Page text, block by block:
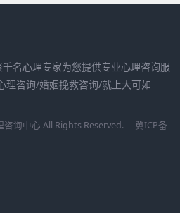
名心理专家为您提供专业心理咨询服
理咨询/婚姻挽救咨询/就上大可如
询中心 All Rights Reserved.
冀ICP备